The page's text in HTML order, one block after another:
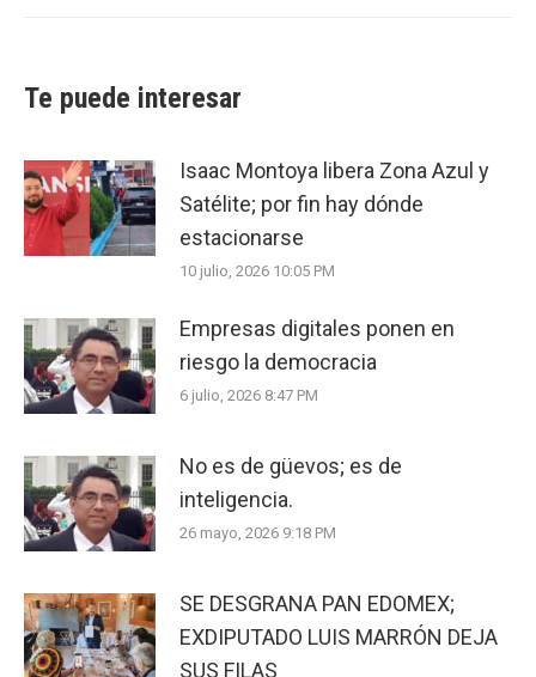
Te puede interesar
Isaac Montoya libera Zona Azul y
Satélite; por fin hay dónde
estacionarse
10 julio, 2026 10:05 PM
Empresas digitales ponen en
riesgo la democracia
6 julio, 2026 8:47 PM
No es de güevos; es de
inteligencia.
26 mayo, 2026 9:18 PM
SE DESGRANA PAN EDOMEX;
EXDIPUTADO LUIS MARRÓN DEJA
SUS FILAS